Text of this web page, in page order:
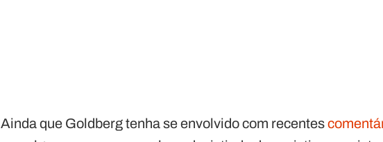
Ainda que Goldberg tenha se envolvido com recentes